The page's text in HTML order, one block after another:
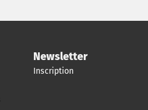
Newsletter
Inscription